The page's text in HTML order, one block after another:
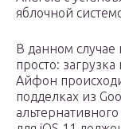
яблочной
В данном случае
просто:
Айфон
подделках из